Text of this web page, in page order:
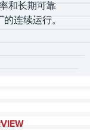
和长期可靠
连续运行。